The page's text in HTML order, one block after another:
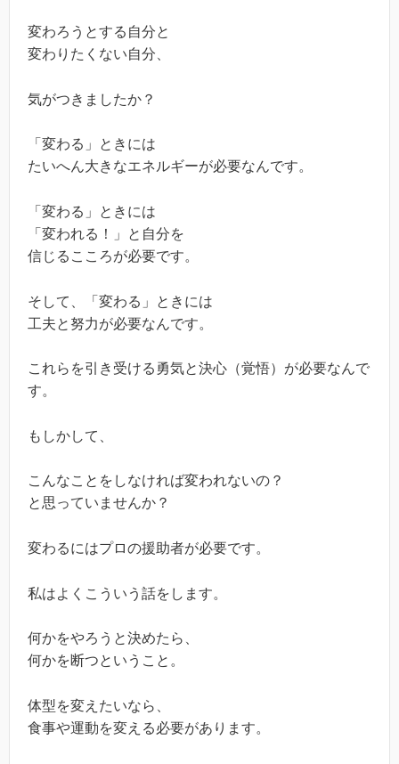
変わろうとする自分と
変わりたくない自分、
気がつきましたか？
「変わる」ときには
たいへん大きなエネルギーが必要なんです。
「変わる」ときには
「変われる！」と自分を
信じるこころが必要です。
そして、「変わる」ときには
工夫と努力が必要なんです。
これらを引き受ける勇気と決心（覚悟）が必要なんで
す。
もしかして、
こんなことをしなければ変われないの？
と思っていませんか？
変わるにはプロの援助者が必要です。
私はよくこういう話をします。
何かをやろうと決めたら、
何かを断つということ。
体型を変えたいなら、
食事や運動を変える必要があります。